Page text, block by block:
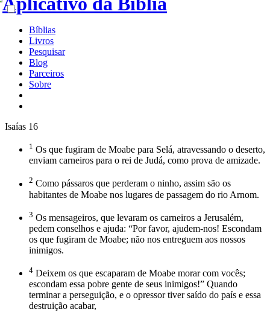
Bíblias
Livros
Pesquisar
Blog
Parceiros
Sobre
Isaías 16
1 Os que fugiram de Moabe para Selá, atravessando o deserto,
enviam carneiros para o rei de Judá, como prova de amizade.
2 Como pássaros que perderam o ninho, assim são os
habitantes de Moabe nos lugares de passagem do rio Arnom.
3 Os mensageiros, que levaram os carneiros a Jerusalém,
pedem conselhos e ajuda: “Por favor, ajudem-nos! Escondam
os que fugiram de Moabe; não nos entreguem aos nossos
inimigos.
4 Deixem os que escaparam de Moabe morar com vocês;
escondam essa pobre gente de seus inimigos!” Quando
terminar a perseguição, e o opressor tiver saído do país e essa
destruição acabar,